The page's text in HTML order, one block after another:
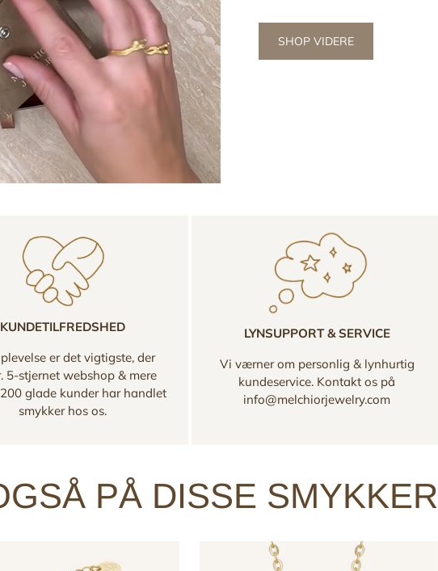
SHOP VIDERE
KUNDETILFREDSHED
er det vigtigste, der
5-stjernet webshop & mere
glade kunder har handlet
smykker hos os.
LYNSUPPORT & SERVICE
Vi værner om personlig & lynhurtig
kundeservice. Kontakt os på
info@melchiorjewelry.com
PÅ DISSE SMYKKER